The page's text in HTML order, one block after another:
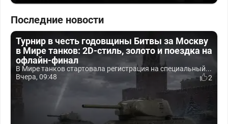
Последние новости
Турнир в честь годовщины Битвы за Москву
в Мире танков: 2D-стиль, золото и поездка на
офлайн-финал
В Мире танков стартовала регистрация на специальный...
Вчера, 09:48
2